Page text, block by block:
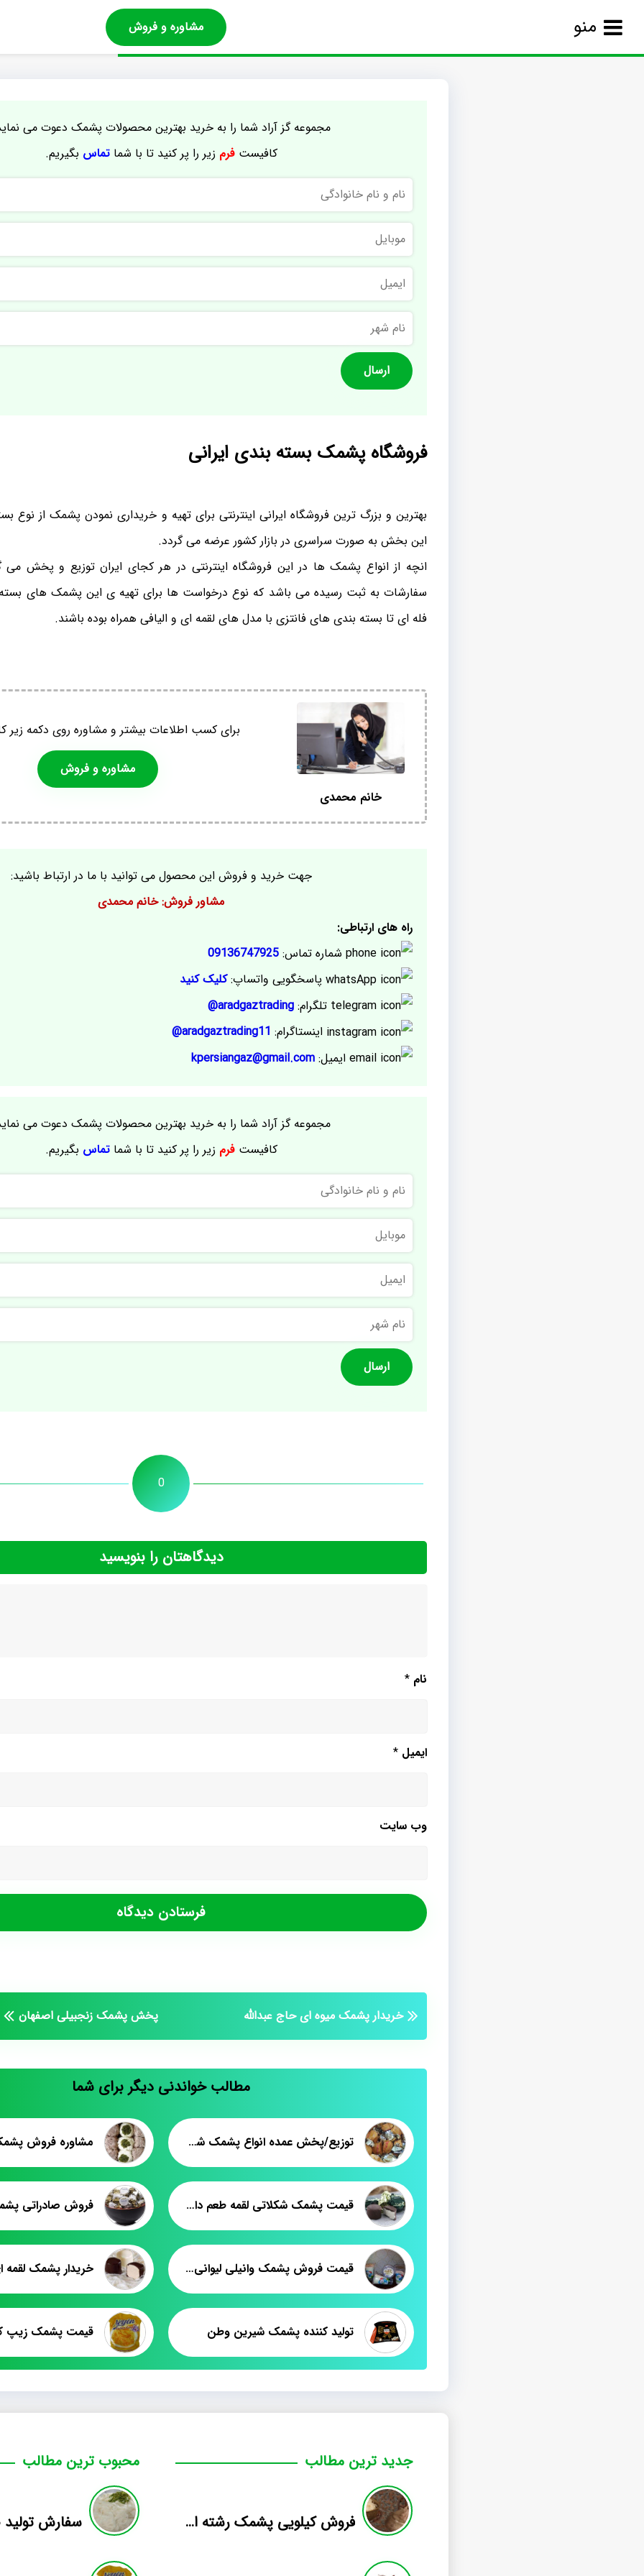
منو مشاوره و فروش
مجموعه گز آراد شما را به خرید بهترین محصولات پشمک دعوت می
کافیستفرم زیر را پر کنید تا با شماتماس بگیریم.
و
نام
خانوادگی
موبایل
ایمیل
نام
شهر
فروشگاه پشمک بسته بندی ایرانی
بهترین و بزرگ ترین فروشگاه ایرانی اینترنتی برای تهیه و خریداری نمودن پشمک از نوع
این بخش به صورت سراسری در بازار کشور عرضه می گردد.
انچه از انواع پشمک ها در این فروشگاه اینترنتی در هر کجای ایران توزیع و پخش
سفارشات به ثبت رسیده می باشد که نوع درخواست ها برای تهیه ی این پشمک های بسته
فله ای تا بسته بندی های فانتزی با مدل های لقمه ای و الیافی همراه بوده باشند.
خانم محمدی
برای کسب اطلاعات بیشتر و مشاوره روی دکمه زیر
مشاوره و فروش
جهت خرید و فروش این محصول می توانید با ما در ارتباط باشید:
مشاور فروش: خانم محمدی
راه های ارتباطی:
شماره تماس: 09136747925
پاسخگویی واتساپ:کلیک کنید
تلگرام: aradgaztrading@
اینستاگرام: aradgaztrading11@
ایمیل: kpersiangaz@gmail.com
مجموعه گز آراد شما را به خرید بهترین محصولات پشمک دعوت می
کافیستفرم زیر را پر کنید تا با شماتماس بگیریم.
و
نام
خانوادگی
موبایل
ایمیل
نام
شهر
0
دیدگاهتان را بنویسید
نام *
ایمیل *
وب‌ سایت
خریدار پشمک میوه ای حاج عبدالله پخش پشمک زنجبیلی اصفهان
مطالب خواندنی دیگر برای شما
توزیع/پخش عمده انواع پشمک شکلاتی لقمه ای مشاوره فروش پشمک ۱۵
قیمت پشمک شکلاتی لقمه طعم دار فله
قیمت فروش پشمک وانیلی لیوانی شلاله خریدار پشمک لقمه
تولید کننده پشمک شیرین وطن قیمت پشمک زیپ
جدید ترین مطالب
فروش کیلویی پشمک رشته ای طعم دار میوه
محبوب ترین مطالب